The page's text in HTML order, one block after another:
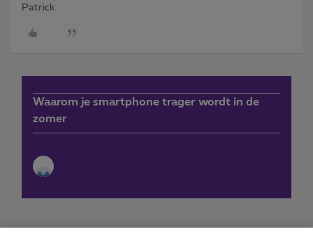
Patrick
Waarom je smartphone trager wordt in de
zomer